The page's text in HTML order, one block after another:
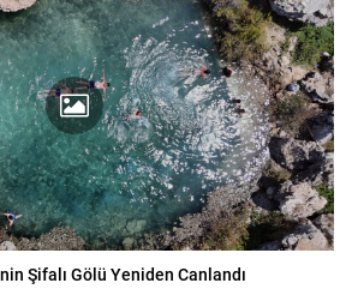
Şifalı Gölü Yeniden Canlandı